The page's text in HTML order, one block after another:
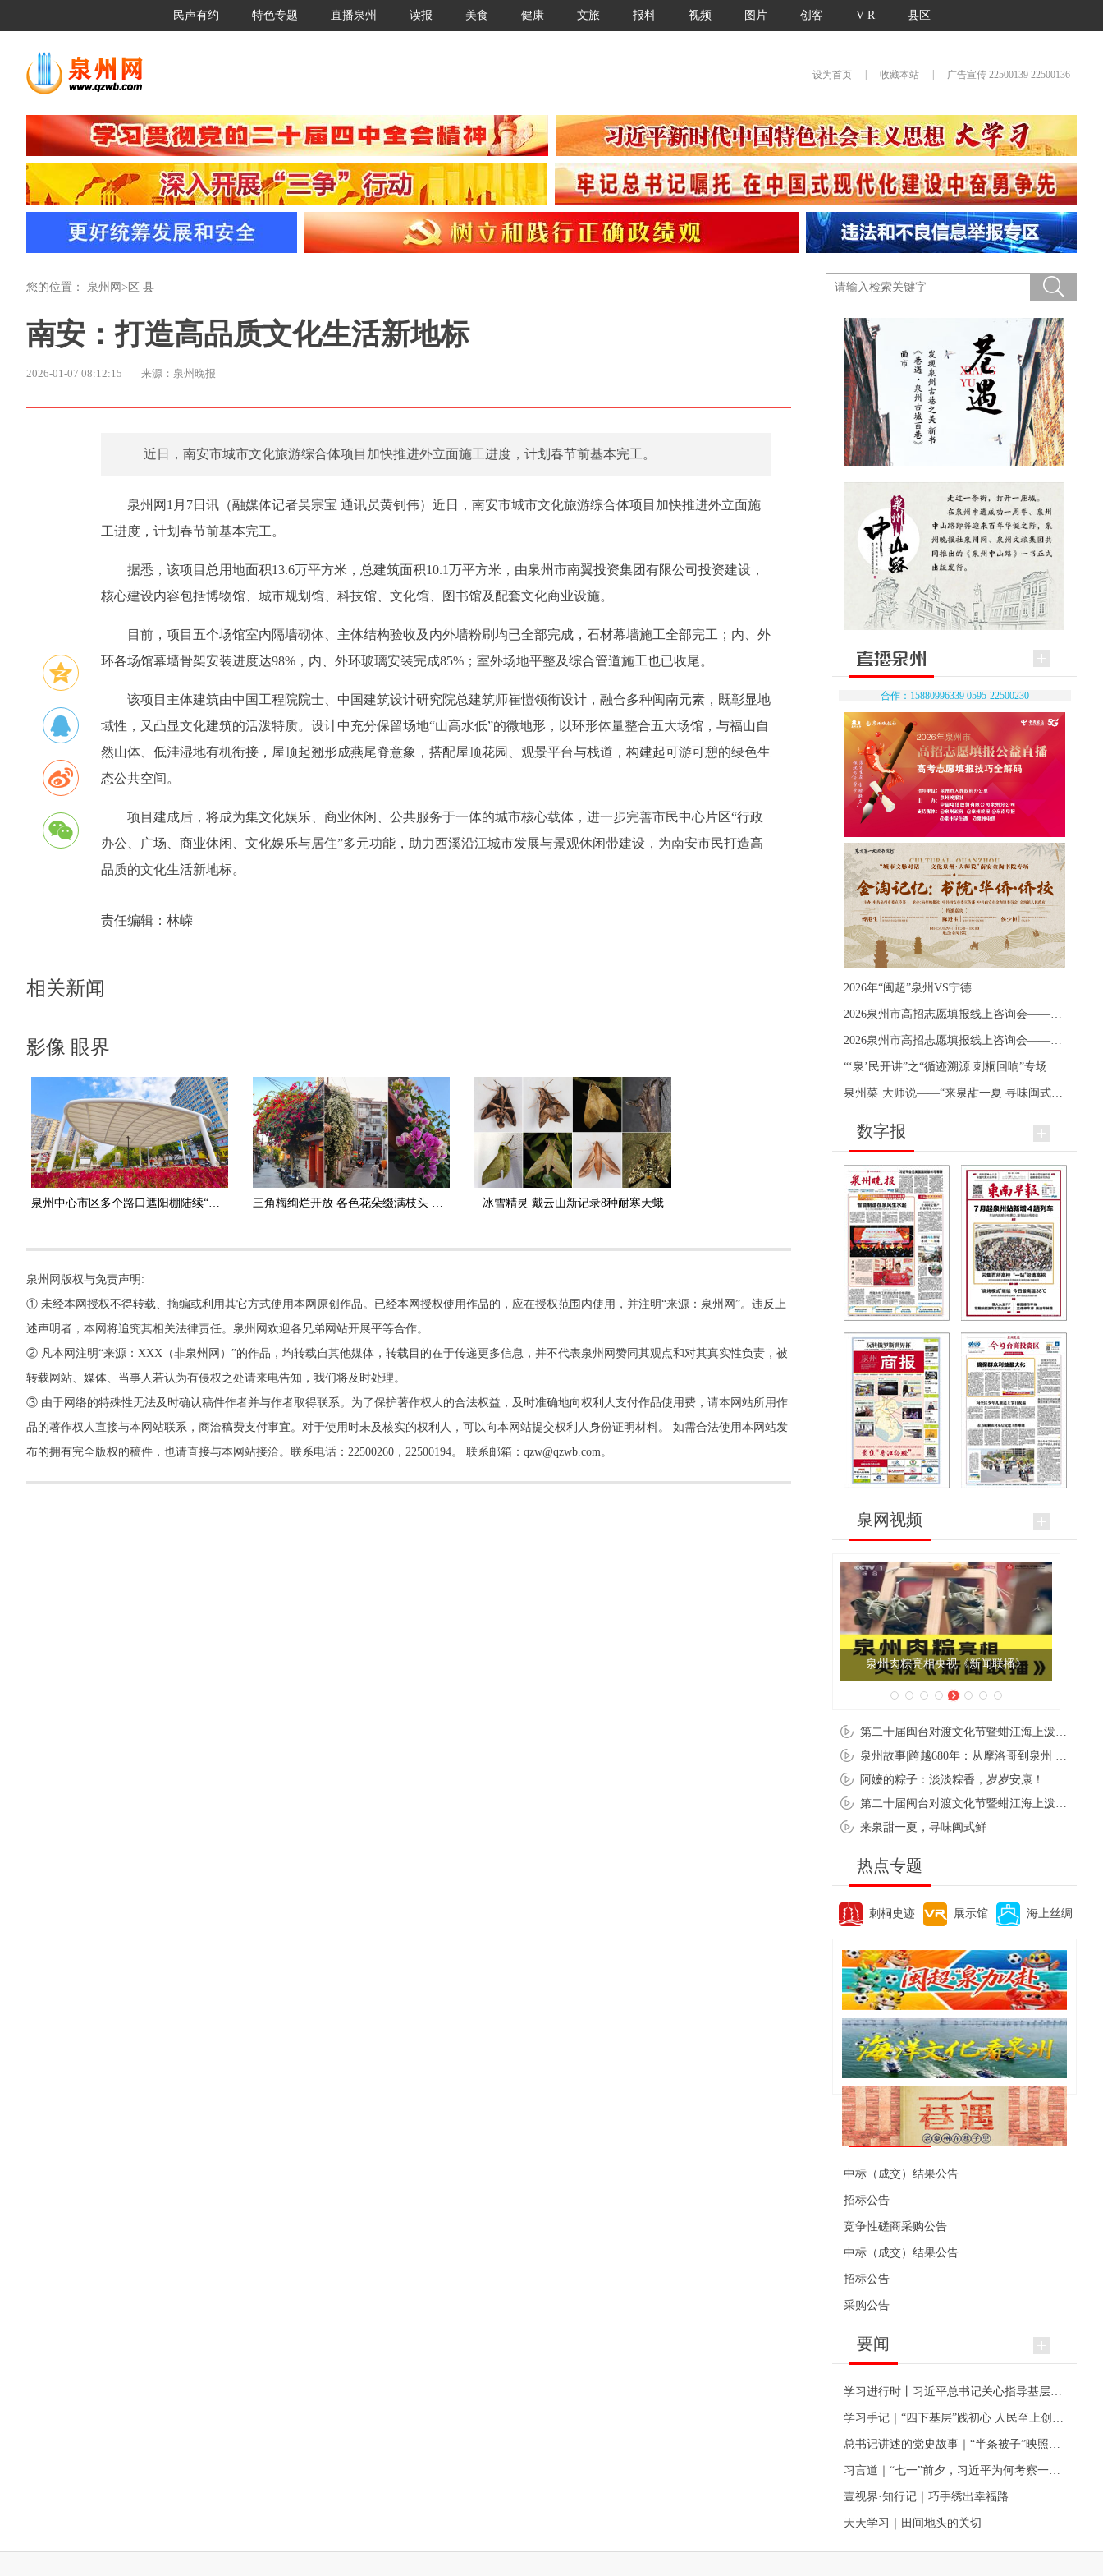
民声有约 特色专题 直播泉州 读报 美食 健康 文旅 报料 视频 图片 创客 V R 县区
设为首页 收藏本站 广告宣传 22500139 22500136
您的位置： 泉州网 > 区 县
南安：打造高品质文化生活新地标
2026-01-07 08:12:15 来源：泉州晚报
近日，南安市城市文化旅游综合体项目加快推进外立面施工进度，计划春节前基本完工。
泉州网1月7日讯（融媒体记者吴宗宝 通讯员黄钊伟）近日，南安市城市文化旅游综合体项目加快推进外立面施
工进度，计划春节前基本完工。
据悉，该项目总用地面积13.6万平方米，总建筑面积10.1万平方米，由泉州市南翼投资集团有限公司投资建设，
核心建设内容包括博物馆、城市规划馆、科技馆、文化馆、图书馆及配套文化商业设施。
目前，项目五个场馆室内隔墙砌体、主体结构验收及内外墙粉刷均已全部完成，石材幕墙施工全部完工；内、外
环各场馆幕墙骨架安装进度达98%，内、外环玻璃安装完成85%；室外场地平整及综合管道施工也已收尾。
该项目主体建筑由中国工程院院士、中国建筑设计研究院总建筑师崔愷领衔设计，融合多种闽南元素，既彰显地
域性，又凸显文化建筑的活泼特质。设计中充分保留场地“山高水低”的微地形，以环形体量整合五大场馆，与福山自
然山体、低洼湿地有机衔接，屋顶起翘形成燕尾脊意象，搭配屋顶花园、观景平台与栈道，构建起可游可憩的绿色生
态公共空间。
项目建成后，将成为集文化娱乐、商业休闲、公共服务于一体的城市核心载体，进一步完善市民中心片区“行政
办公、广场、商业休闲、文化娱乐与居住”多元功能，助力西溪沿江城市发展与景观休闲带建设，为南安市民打造高
品质的文化生活新地标。
责任编辑： 林嵘
相关新闻
影像 眼界
泉州中心市区多个路口遮阳棚陆续“上岗” 三角梅绚烂开放 各色花朵缀满枝头 泉州古城生机盎然 冰雪精灵 戴云山新记录8种耐寒天蛾
泉州网版权与免责声明:
① 未经本网授权不得转载、摘编或利用其它方式使用本网原创作品。已经本网授权使用作品的，应在授权范围内使用，并注明“来源：泉州网”。违反上
述声明者，本网将追究其相关法律责任。泉州网欢迎各兄弟网站开展平等合作。
② 凡本网注明“来源：XXX（非泉州网）”的作品，均转载自其他媒体，转载目的在于传递更多信息，并不代表泉州网赞同其观点和对其真实性负责，被
转载网站、媒体、当事人若认为有侵权之处请来电告知，我们将及时处理。
③ 由于网络的特殊性无法及时确认稿件作者并与作者取得联系。为了保护著作权人的合法权益，及时准确地向权利人支付作品使用费，请本网站所用作
品的著作权人直接与本网站联系，商洽稿费支付事宜。对于使用时未及核实的权利人，可以向本网站提交权利人身份证明材料。 如需合法使用本网站发
布的拥有完全版权的稿件，也请直接与本网站接洽。联系电话：22500260，22500194。 联系邮箱：qzw@qzwb.com。
合作：15880996339 0595-22500230
2026年“闽超”泉州VS宁德
数字报
泉网视频
泉州肉粽亮相央视《新闻联播》
阿嬷的粽子：淡淡粽香，岁岁安康！
来泉甜一夏，寻味闽式鲜
热点专题
刺桐史迹 展示馆 海上丝绸
便民资讯
中标（成交）结果公告
招标公告
竞争性磋商采购公告
中标（成交）结果公告
招标公告
采购公告
要闻
壹视界·知行记｜巧手绣出幸福路
天天学习｜田间地头的关切